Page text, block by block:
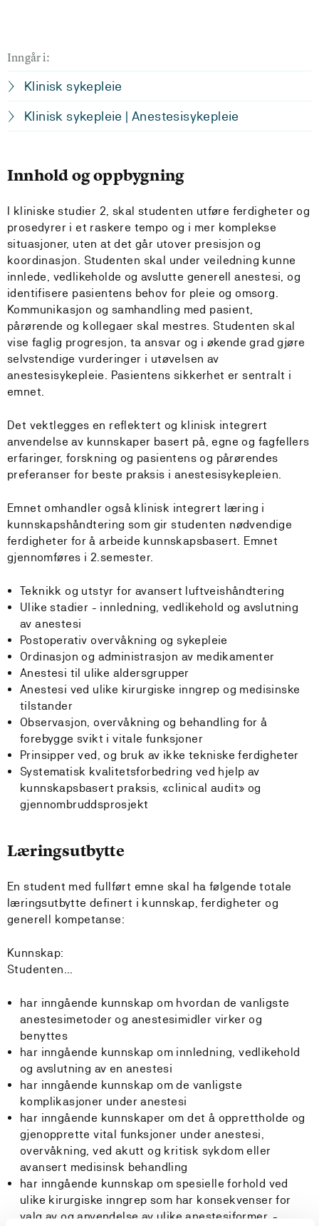
Inngår i:
Klinisk sykepleie
Klinisk sykepleie | Anestesisykepleie
Innhold og oppbygning
I kliniske studier 2, skal studenten utføre ferdigheter og
prosedyrer i et raskere tempo og i mer komplekse
situasjoner, uten at det går utover presisjon og
koordinasjon. Studenten skal under veiledning kunne
innlede, vedlikeholde og avslutte generell anestesi, og
identifisere pasientens behov for pleie og omsorg.
Kommunikasjon og samhandling med pasient,
pårørende og kollegaer skal mestres. Studenten skal
vise faglig progresjon, ta ansvar og i økende grad gjøre
selvstendige vurderinger i utøvelsen av
anestesisykepleie. Pasientens sikkerhet er sentralt i
emnet.
Det vektlegges en reflektert og klinisk integrert
anvendelse av kunnskaper basert på, egne og fagfellers
erfaringer, forskning og pasientens og pårørendes
preferanser for beste praksis i anestesisykepleien.
Emnet omhandler også klinisk integrert læring i
kunnskapshåndtering som gir studenten nødvendige
ferdigheter for å arbeide kunnskapsbasert. Emnet
gjennomføres i 2.semester.
Teknikk og utstyr for avansert luftveishåndtering
Ulike stadier - innledning, vedlikehold og avslutning
av anestesi
Postoperativ overvåkning og sykepleie
Ordinasjon og administrasjon av medikamenter
Anestesi til ulike aldersgrupper
Anestesi ved ulike kirurgiske inngrep og medisinske
tilstander
Observasjon, overvåkning og behandling for å
forebygge svikt i vitale funksjoner
Prinsipper ved, og bruk av ikke tekniske ferdigheter
Systematisk kvalitetsforbedring ved hjelp av
kunnskapsbasert praksis, «clinical audit» og
gjennombruddsprosjekt
Læringsutbytte
En student med fullført emne skal ha følgende totale
læringsutbytte definert i kunnskap, ferdigheter og
generell kompetanse:
Kunnskap:
Studenten...
har inngående kunnskap om hvordan de vanligste
anestesimetoder og anestesimidler virker og
benyttes
har inngående kunnskap om innledning, vedlikehold
og avslutning av en anestesi
har inngående kunnskap om de vanligste
komplikasjoner under anestesi
har inngående kunnskaper om det å opprettholde og
gjenopprette vital funksjoner under anestesi,
overvåkning, ved akutt og kritisk sykdom eller
avansert medisinsk behandling
har inngående kunnskap om spesielle forhold ved
ulike kirurgiske inngrep som har konsekvenser for
valg av og anvendelse av ulike anestesiformer, -